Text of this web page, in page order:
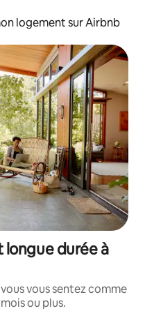
logement sur Airbnb
longue durée à
vous sentez comme
ou plus.